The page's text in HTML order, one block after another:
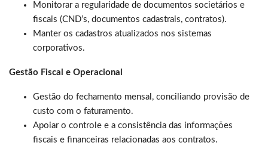
Monitorar a regularidade de documentos societários e
fiscais (CND’s, documentos cadastrais, contratos).
Manter os cadastros atualizados nos sistemas
corporativos.
Gestão Fiscal e Operacional
Gestão do fechamento mensal, conciliando provisão de
custo com o faturamento.
Apoiar o controle e a consistência das informações
fiscais e financeiras relacionadas aos contratos.